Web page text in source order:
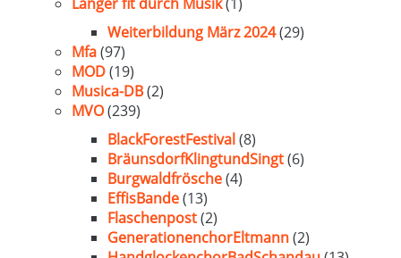
Weiterbildung März 2024(29)
Mfa(97)
MOD(19)
Musica-DB(2)
MVO(239)
BlackForestFestival(8)
BräunsdorfKlingtundSingt(6)
Burgwaldfrösche(4)
EffisBande(13)
Flaschenpost(2)
GenerationenchorEltmann(2)